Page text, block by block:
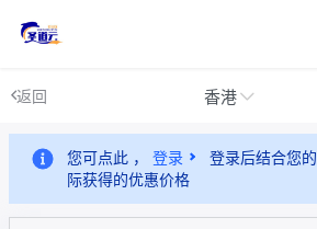
返回 香港
您可点此 ， 登录
登录后结合您
际获得的优惠价格